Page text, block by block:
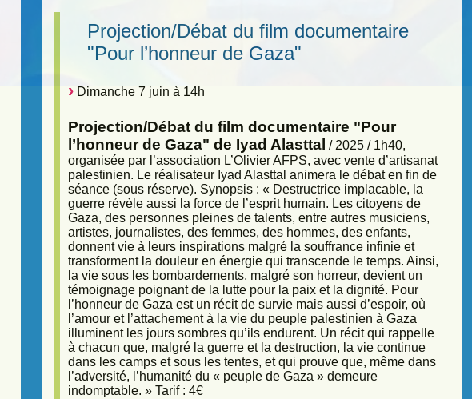
Projection/Débat du film documentaire
"Pour l’honneur de Gaza"
Dimanche 7 juin à 14h
Projection/Débat du film documentaire "Pour
l’honneur de Gaza" de Iyad Alasttal / 2025 / 1h40,
organisée par l’association L’Olivier AFPS, avec vente d’artisanat
palestinien. Le réalisateur Iyad Alasttal animera le débat en fin de
séance (sous réserve). Synopsis : « Destructrice implacable, la
guerre révèle aussi la force de l’esprit humain. Les citoyens de
Gaza, des personnes pleines de talents, entre autres musiciens,
artistes, journalistes, des femmes, des hommes, des enfants,
donnent vie à leurs inspirations malgré la souffrance infinie et
transforment la douleur en énergie qui transcende le temps. Ainsi,
la vie sous les bombardements, malgré son horreur, devient un
témoignage poignant de la lutte pour la paix et la dignité. Pour
l’honneur de Gaza est un récit de survie mais aussi d’espoir, où
l’amour et l’attachement à la vie du peuple palestinien à Gaza
illuminent les jours sombres qu’ils endurent. Un récit qui rappelle
à chacun que, malgré la guerre et la destruction, la vie continue
dans les camps et sous les tentes, et qui prouve que, même dans
l’adversité, l’humanité du « peuple de Gaza » demeure
indomptable. » Tarif : 4€